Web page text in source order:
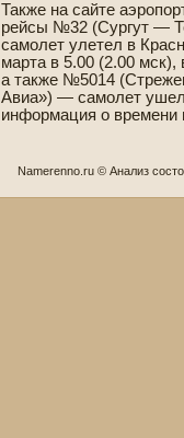
Также на сайте
рейсы №32 (Сургут —
самолет улетел в
марта в 5.00 (2.00
а также №5014
Авиа») — самолет
информация о времени
Namerenno.ru © Анализ